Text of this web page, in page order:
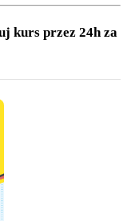
kurs przez 24h za